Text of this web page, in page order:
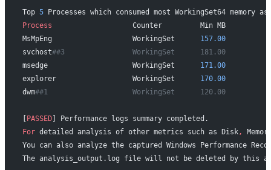
Top 5 Processes which consumed most WorkingSet64 memory
Process
Counter         Min MB
MsMpEng                   WorkingSet 157.00
svchost##3                WorkingSet      181.00
msedge                    WorkingSet 171.00
explorer                  WorkingSet 170.00
dwm##1                    WorkingSet      120.00
[PASSED] Performance logs summary completed.
For detailed analysis of other metrics such as Disk,
You can also analyze the captured Windows Performance
The analysis_output.log file will not be deleted by this